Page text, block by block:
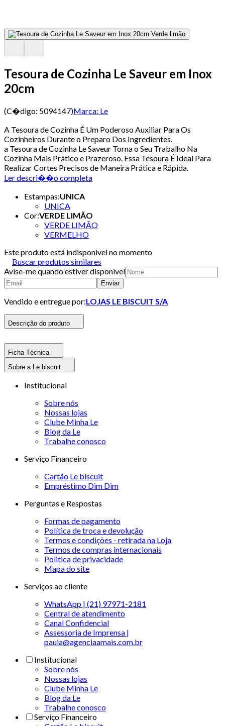
Tesoura de Cozinha Le Saveur em Inox
20cm
(C�digo: 5094147)Marca: Le
A Tesoura de Cozinha É Um Poderoso Auxiliar Para Os
Cozinheiros Durante o Preparo Dos Ingredientes.
a Tesoura de Cozinha Le Saveur Torna o Seu Trabalho Na
Cozinha Mais Prático e Prazeroso. Essa Tesoura É Ideal Para
Realizar Cortes Precisos de Maneira Prática e Rápida.
Ler descri��o completa
Estampas:UNICA
UNICA
Cor:VERDE LIMÃO
VERDE LIMÃO
VERMELHO
Este produto está indisponivel no momento
Buscar produtos similares
Avise-me quando estiver disponivel
Enviar
Vendido e entregue por:LOJAS LE BISCUIT S/A
Descrição do produto
Ficha Técnica
Sobre a Le biscuit
Institucional
Sobre nós
Nossas lojas
Clube Minha Le
Blog da Le
Trabalhe conosco
Serviço Financeiro
Cartão Le biscuit
Empréstimo Dim Dim
Perguntas e Respostas
Formas de pagamento
Política de troca e devolução
Termos e condições - retirada na Loja
Termos de compras internacionais
Politica de privacidade
Mapa do site
Serviços ao cliente
WhatsApp | (21) 97971-2181
Central de atendimento
Canal Confidencial
Assessoria de Imprensa |
paula@agenciaamais.com.br
Institucional
Sobre nós
Nossas lojas
Clube Minha Le
Blog da Le
Trabalhe conosco
Serviço Financeiro